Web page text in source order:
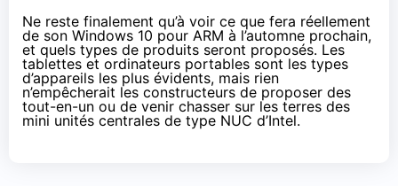
Ne reste finalement qu’à voir ce que fera réellement
de son Windows 10 pour ARM à l’automne prochain,
et quels types de produits seront proposés. Les
tablettes et ordinateurs portables sont les types
d’appareils les plus évidents, mais rien
n’empêcherait les constructeurs de proposer des
tout-en-un ou de venir chasser sur les terres des
mini unités centrales de type NUC d’Intel.